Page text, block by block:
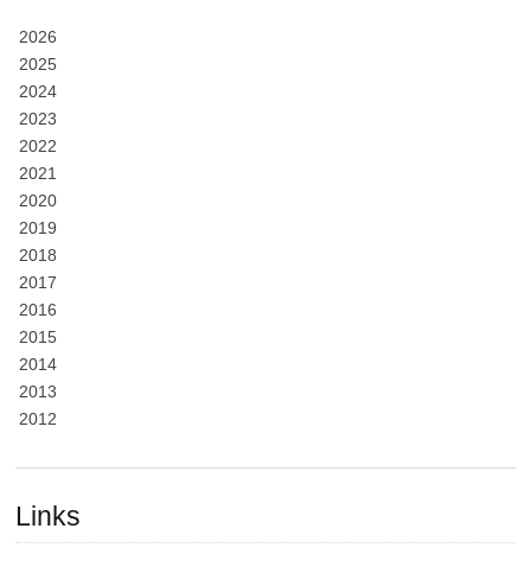
2026
2025
2024
2023
2022
2021
2020
2019
2018
2017
2016
2015
2014
2013
2012
Links